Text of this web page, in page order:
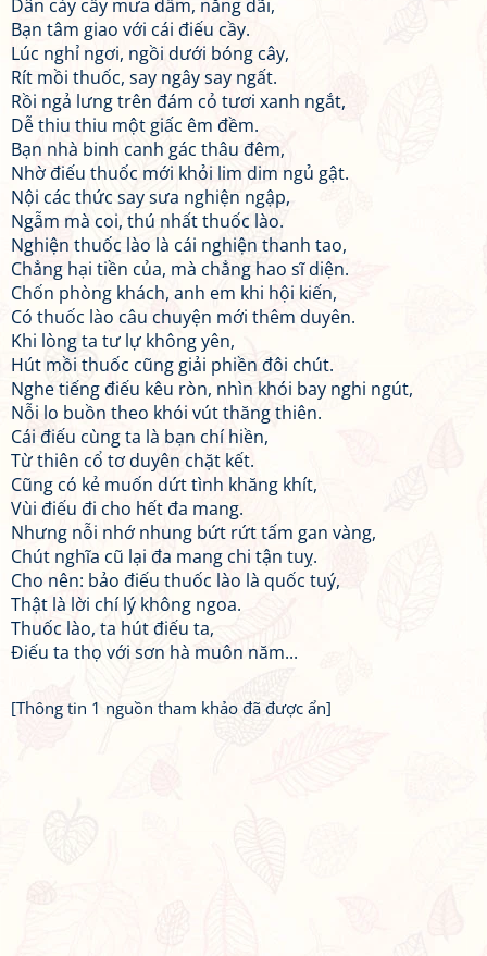
Dân cày cấy mưa dầm, nắng dãi,
Bạn tâm giao với cái điếu cầy.
Lúc nghỉ ngơi, ngồi dưới bóng cây,
Rít mồi thuốc, say ngây say ngất.
Rồi ngả lưng trên đám cỏ tươi xanh ngắt,
Dễ thiu thiu một giấc êm đềm.
Bạn nhà binh canh gác thâu đêm,
Nhờ điếu thuốc mới khỏi lim dim ngủ gật.
Nội các thức say sưa nghiện ngập,
Ngẫm mà coi, thú nhất thuốc lào.
Nghiện thuốc lào là cái nghiện thanh tao,
Chẳng hại tiền của, mà chẳng hao sĩ diện.
Chốn phòng khách, anh em khi hội kiến,
Có thuốc lào câu chuyện mới thêm duyên.
Khi lòng ta tư lự không yên,
Hút mồi thuốc cũng giải phiền đôi chút.
Nghe tiếng điếu kêu ròn, nhìn khói bay nghi ngút,
Nỗi lo buồn theo khói vút thăng thiên.
Cái điếu cùng ta là bạn chí hiền,
Từ thiên cổ tơ duyên chặt kết.
Cũng có kẻ muốn dứt tình khăng khít,
Vùi điếu đi cho hết đa mang.
Nhưng nỗi nhớ nhung bứt rứt tấm gan vàng,
Chút nghĩa cũ lại đa mang chi tận tuỵ.
Cho nên: bảo điếu thuốc lào là quốc tuý,
Thật là lời chí lý không ngoa.
Thuốc lào, ta hút điếu ta,
Điếu ta thọ với sơn hà muôn năm...
[Thông tin 1 nguồn tham khảo đã được ẩn]